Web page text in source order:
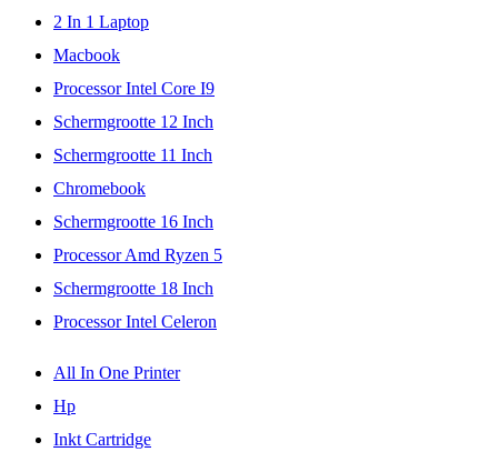
2 In 1 Laptop
Macbook
Processor Intel Core I9
Schermgrootte 12 Inch
Schermgrootte 11 Inch
Chromebook
Schermgrootte 16 Inch
Processor Amd Ryzen 5
Schermgrootte 18 Inch
Processor Intel Celeron
All In One Printer
Hp
Inkt Cartridge